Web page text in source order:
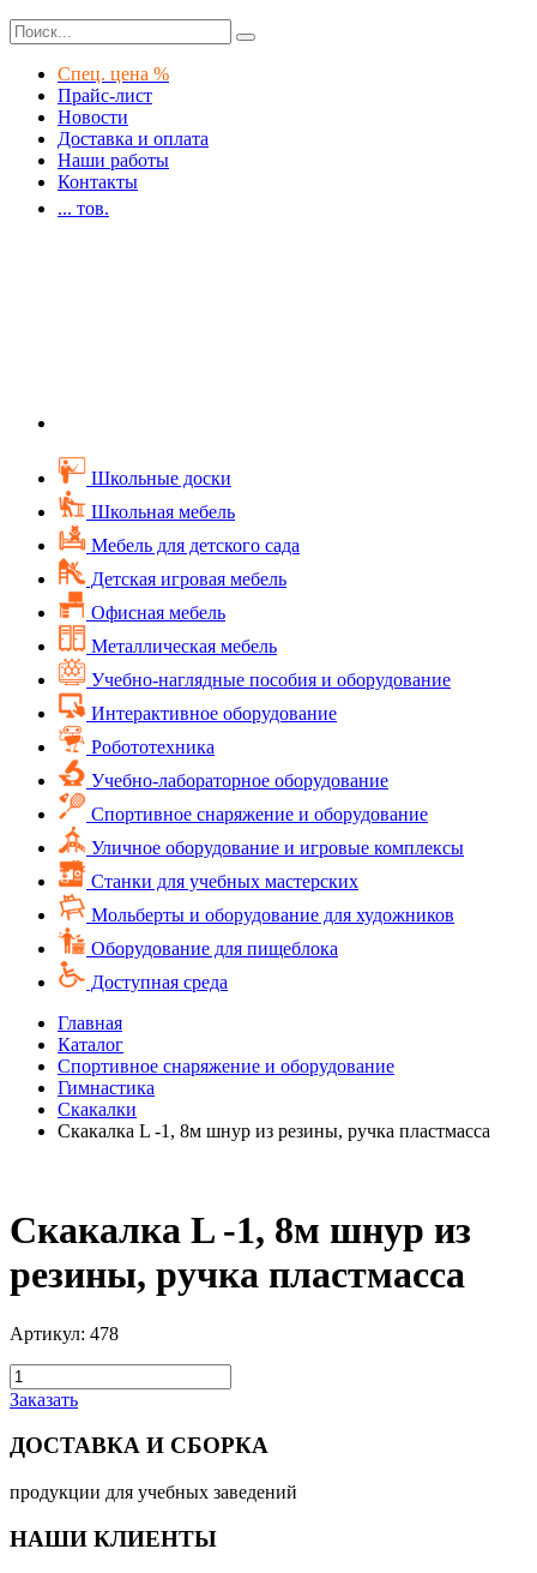
Спец. цена %
Прайс-лист
Новости
Доставка и оплата
Наши работы
Контакты
... тов.
Школьные доски
Школьная мебель
Мебель для детского сада
Детская игровая мебель
Офисная мебель
Металлическая мебель
Учебно-наглядные пособия и оборудование
Интерактивное оборудование
Робототехника
Учебно-лабораторное оборудование
Спортивное снаряжение и оборудование
Уличное оборудование и игровые комплексы
Cтанки для учебных мастерских
Мольберты и оборудование для художников
Оборудование для пищеблока
Доступная среда
Главная
Каталог
Спортивное снаряжение и оборудование
Гимнастика
Скакалки
Скакалка L -1, 8м шнур из резины, ручка пластмасса
Скакалка L -1, 8м шнур из
резины, ручка пластмасса
Артикул: 478
Заказать
ДОСТАВКА И СБОРКА
продукции для учебных заведений
НАШИ КЛИЕНТЫ